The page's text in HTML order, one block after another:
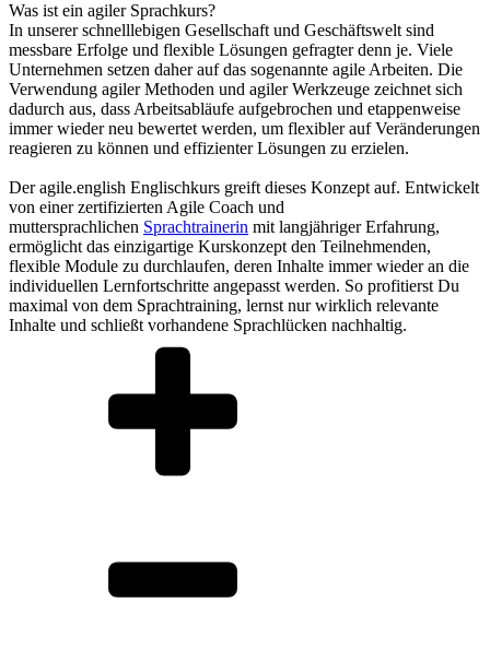
Was ist ein agiler Sprachkurs?
In unserer schnelllebigen Gesellschaft und Geschäftswelt sind
messbare Erfolge und flexible Lösungen gefragter denn je. Viele
Unternehmen setzen daher auf das sogenannte agile Arbeiten. Die
Verwendung agiler Methoden und agiler Werkzeuge zeichnet sich
dadurch aus, dass Arbeitsabläufe aufgebrochen und etappenweise
immer wieder neu bewertet werden, um flexibler auf Veränderungen
reagieren zu können und effizienter Lösungen zu erzielen.
Der agile.english Englischkurs greift dieses Konzept auf. Entwickelt
von einer zertifizierten Agile Coach und
muttersprachlichen Sprachtrainerin mit langjähriger Erfahrung,
ermöglicht das einzigartige Kurskonzept den Teilnehmenden,
flexible Module zu durchlaufen, deren Inhalte immer wieder an die
individuellen Lernfortschritte angepasst werden. So profitierst Du
maximal von dem Sprachtraining, lernst nur wirklich relevante
Inhalte und schließt vorhandene Sprachlücken nachhaltig.